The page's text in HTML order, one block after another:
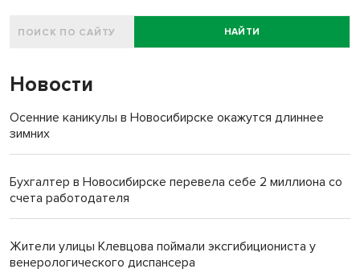
НАЙТИ
Новости
Осенние каникулы в Новосибирске окажутся длиннее
зимних
Бухгалтер в Новосибирске перевела себе 2 миллиона со
счета работодателя
Жители улицы Клевцова поймали эксгибициониста у
венерологического диспансера